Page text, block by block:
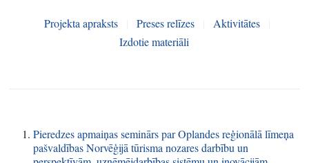
Projekta apraksts Preses relīzes Aktivitātes
Izdotie materiāli
Pieredzes apmaiņas seminārs par Oplandes reģionālā līmeņa
pašvaldības Norvēģijā tūrisma nozares darbību un